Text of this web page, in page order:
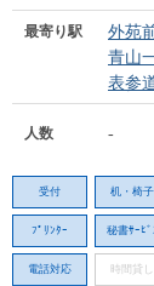
最寄り駅 外苑
青山
表参
人数 -
受付 机・椅子
ﾌﾟﾘﾝﾀｰ 秘書ｻｰﾋﾞ
電話対応 時間貸し